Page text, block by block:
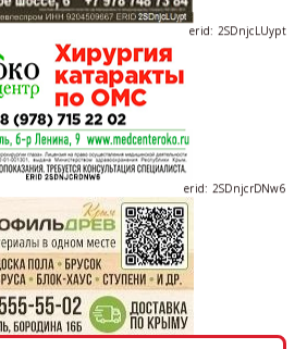
erid: 2SDnjcLUypt
erid: 2SDnjcrDNw6
erid: 2SDnjdPjgYS